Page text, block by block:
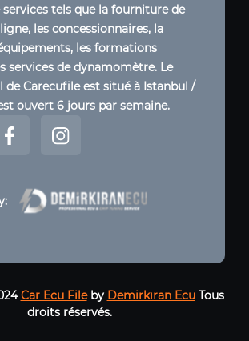
tels que la fourniture de
les concessionnaires, la
les formations
services de dynamomètre. Le
de Carecufile est situé à Istanbul /
ouvert 6 jours par semaine.
Car Ecu Fileby Demirkıran EcuTous
droits réservés.